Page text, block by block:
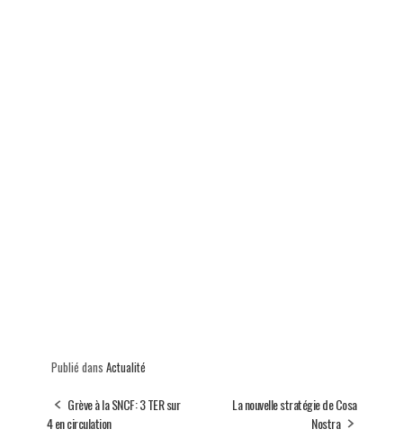
Publié dans Actualité
Grève à la SNCF: 3 TER sur
4 en circulation
La nouvelle stratégie de Cosa
Nostra